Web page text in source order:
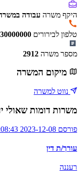
היקף משרה עבודה
טלפון לבירורים
מספר משרה 2912
מיקום המשרה
נווט למשרה
משרות דומות שאולי
פורסם 2023-12-08 08:08:43
עורך/ת דין
רעננה